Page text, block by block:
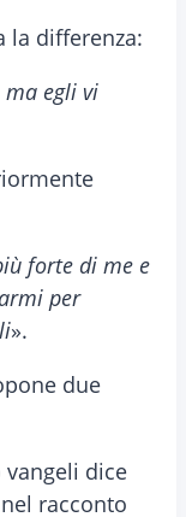
la differenza:
ma egli vi
forte di me e
per
».
due
vangeli dice
racconto